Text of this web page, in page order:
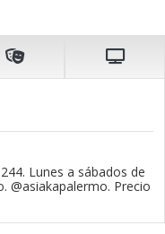
Lunes a sábados de
@asiakapalermo. Precio